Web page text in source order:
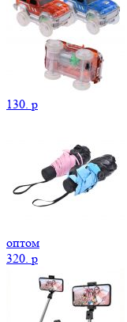
130. p
оптом
320. p